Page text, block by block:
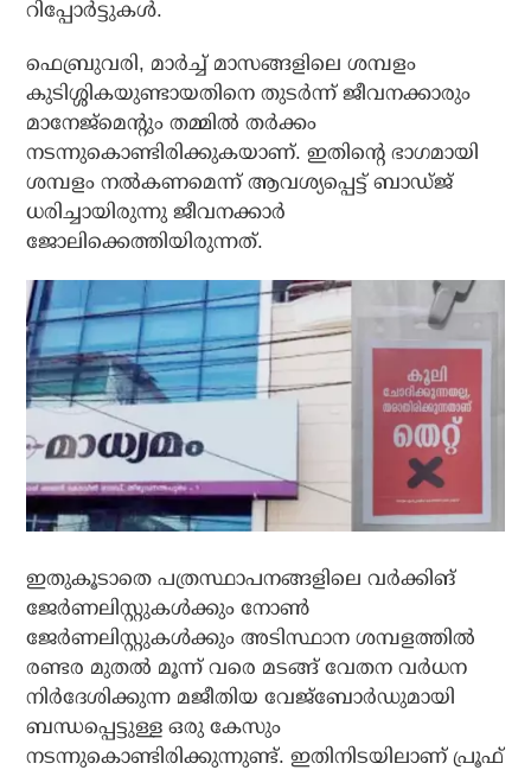
റിപ്പോര്‍ട്ടുകള്‍.
ഫെബ്രുവരി, മാര്‍ച്ച് മാസങ്ങളിലെ ശമ്പളം
കുടിശ്ശികയുണ്ടായതിനെ തുടര്‍ന്ന് ജീവനക്കാരും
മാനേജ്‌മെന്റും തമ്മില്‍ തര്‍ക്കം
നടന്നുകൊണ്ടിരിക്കുകയാണ്. ഇതിന്റെ ഭാഗമായി
ശമ്പളം നല്‍കണമെന്ന് ആവശ്യപ്പെട്ട് ബാഡ്ജ്
ധരിച്ചായിരുന്നു ജീവനക്കാര്‍
ജോലിക്കെത്തിയിരുന്നത്.
ഇതുകൂടാതെ പത്രസ്ഥാപനങ്ങളിലെ വര്‍ക്കിങ്
ജേര്‍ണലിസ്റ്റുകള്‍ക്കും നോണ്‍
ജേര്‍ണലിസ്റ്റുകള്‍ക്കും അടിസ്ഥാന ശമ്പളത്തില്‍
രണ്ടര മുതല്‍ മൂന്ന് വരെ മടങ്ങ് വേതന വര്‍ധന
നിര്‍ദേശിക്കുന്ന മജീതിയ വേജ്‌ബോര്‍ഡുമായി
ബന്ധപ്പെട്ടുള്ള ഒരു കേസും
നടന്നുകൊണ്ടിരിക്കുന്നുണ്ട്. ഇതിനിടയിലാണ് പ്രൂഫ്